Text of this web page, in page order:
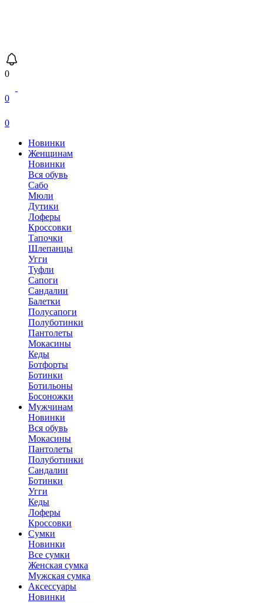
0
0
0
Новинки
Женщинам
Новинки
Вся обувь
Сабо
Мюли
Дутики
Лоферы
Кроссовки
Тапочки
Шлепанцы
Угги
Туфли
Сапоги
Сандалии
Балетки
Полусапоги
Полуботинки
Пантолеты
Мокасины
Кеды
Ботфорты
Ботинки
Ботильоны
Босоножки
Мужчинам
Новинки
Вся обувь
Мокасины
Пантолеты
Полуботинки
Сандалии
Ботинки
Угги
Кеды
Лоферы
Кроссовки
Сумки
Новинки
Все сумки
Женская сумка
Мужская сумка
Аксессуары
Новинки